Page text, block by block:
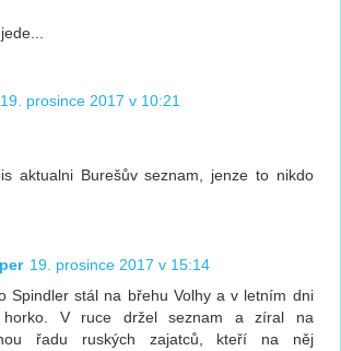
19. prosince 2017 v 10:21
aktualni Burešův seznam, jenze to nikdo
19. prosince 2017 v 15:14
Spindler stál na břehu Volhy a v letním dni
V ruce držel seznam a zíral na
řadu ruských zajatců, kteří na něj